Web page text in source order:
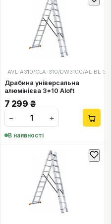
AVL-A310/CLA-310/DW3100/AL-BL-
Драбина універсальна
алюмінієва 3*10 Aloft
7 299 ₴
−
+
В наявності